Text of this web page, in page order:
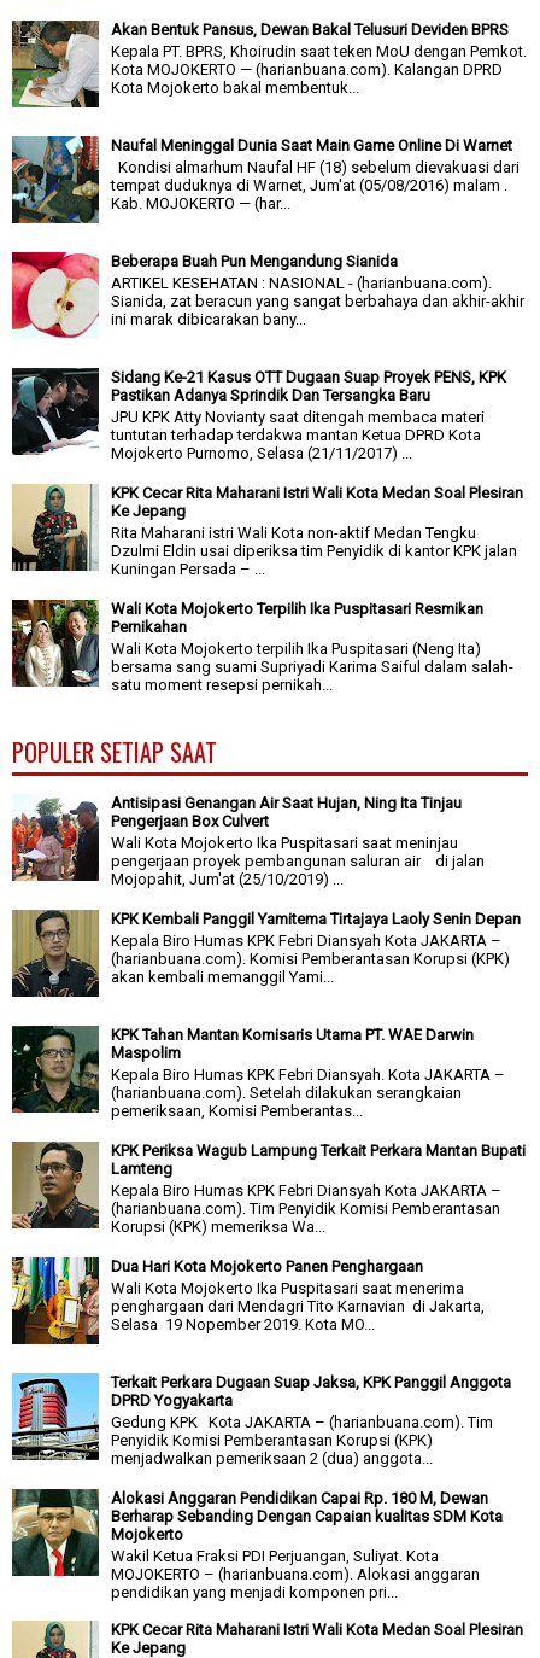
Akan Bentuk Pansus, Dewan Bakal Telusuri Deviden BPRS
Kepala PT. BPRS, Khoirudin saat teken MoU dengan Pemkot.
Kota MOJOKERTO — (harianbuana.com). Kalangan DPRD
Kota Mojokerto bakal membentuk...
Naufal Meninggal Dunia Saat Main Game Online Di Warnet
Kondisi almarhum Naufal HF (18) sebelum dievakuasi dari
tempat duduknya di Warnet, Jum'at (05/08/2016) malam .
Kab. MOJOKERTO — (har...
Beberapa Buah Pun Mengandung Sianida
ARTIKEL KESEHATAN : NASIONAL - (harianbuana.com).
Sianida, zat beracun yang sangat berbahaya dan akhir-akhir
ini marak dibicarakan bany...
Sidang Ke-21 Kasus OTT Dugaan Suap Proyek PENS, KPK
Pastikan Adanya Sprindik Dan Tersangka Baru
JPU KPK Atty Novianty saat ditengah membaca materi
tuntutan terhadap terdakwa mantan Ketua DPRD Kota
Mojokerto Purnomo, Selasa (21/11/2017) ...
KPK Cecar Rita Maharani Istri Wali Kota Medan Soal Plesiran
Ke Jepang
Rita Maharani istri Wali Kota non-aktif Medan Tengku
Dzulmi Eldin usai diperiksa tim Penyidik di kantor KPK jalan
Kuningan Persada – ...
Wali Kota Mojokerto Terpilih Ika Puspitasari Resmikan
Pernikahan
Wali Kota Mojokerto terpilih Ika Puspitasari (Neng Ita)
bersama sang suami Supriyadi Karima Saiful dalam salah-
satu moment resepsi pernikah...
POPULER SETIAP SAAT
Antisipasi Genangan Air Saat Hujan, Ning Ita Tinjau
Pengerjaan Box Culvert
Wali Kota Mojokerto Ika Puspitasari saat meninjau
pengerjaan proyek pembangunan saluran air di jalan
Mojopahit, Jum'at (25/10/2019) ...
KPK Kembali Panggil Yamitema Tirtajaya Laoly Senin Depan
Kepala Biro Humas KPK Febri Diansyah Kota JAKARTA –
(harianbuana.com). Komisi Pemberantasan Korupsi (KPK)
akan kembali memanggil Yami...
KPK Tahan Mantan Komisaris Utama PT. WAE Darwin
Maspolim
Kepala Biro Humas KPK Febri Diansyah. Kota JAKARTA –
(harianbuana.com). Setelah dilakukan serangkaian
pemeriksaan, Komisi Pemberantas...
KPK Periksa Wagub Lampung Terkait Perkara Mantan Bupati
Lamteng
Kepala Biro Humas KPK Febri Diansyah Kota JAKARTA –
(harianbuana.com). Tim Penyidik Komisi Pemberantasan
Korupsi (KPK) memeriksa Wa...
Dua Hari Kota Mojokerto Panen Penghargaan
Wali Kota Mojokerto Ika Puspitasari saat menerima
penghargaan dari Mendagri Tito Karnavian di Jakarta,
Selasa 19 Nopember 2019. Kota MO...
Terkait Perkara Dugaan Suap Jaksa, KPK Panggil Anggota
DPRD Yogyakarta
Gedung KPK Kota JAKARTA – (harianbuana.com). Tim
Penyidik Komisi Pemberantasan Korupsi (KPK)
menjadwalkan pemeriksaan 2 (dua) anggota...
Alokasi Anggaran Pendidikan Capai Rp. 180 M, Dewan
Berharap Sebanding Dengan Capaian kualitas SDM Kota
Mojokerto
Wakil Ketua Fraksi PDI Perjuangan, Suliyat. Kota
MOJOKERTO – (harianbuana.com). Alokasi anggaran
pendidikan yang menjadi komponen pri...
KPK Cecar Rita Maharani Istri Wali Kota Medan Soal Plesiran
Ke Jepang